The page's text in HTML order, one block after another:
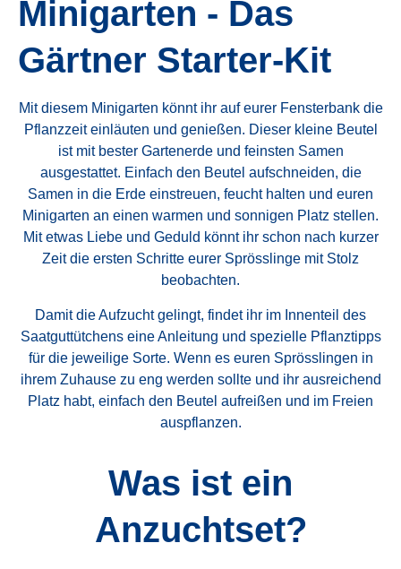
Minigarten - Das
Gärtner Starter-Kit
Mit diesem Minigarten könnt ihr auf eurer Fensterbank die
Pflanzzeit einläuten und genießen. Dieser kleine Beutel
ist mit bester Gartenerde und feinsten Samen
ausgestattet. Einfach den Beutel aufschneiden, die
Samen in die Erde einstreuen, feucht halten und euren
Minigarten an einen warmen und sonnigen Platz stellen.
Mit etwas Liebe und Geduld könnt ihr schon nach kurzer
Zeit die ersten Schritte eurer Sprösslinge mit Stolz
beobachten.
Damit die Aufzucht gelingt, findet ihr im Innenteil des
Saatguttütchens eine Anleitung und spezielle Pflanztipps
für die jeweilige Sorte. Wenn es euren Sprösslingen in
ihrem Zuhause zu eng werden sollte und ihr ausreichend
Platz habt, einfach den Beutel aufreißen und im Freien
auspflanzen.
Was ist ein
Anzuchtset?